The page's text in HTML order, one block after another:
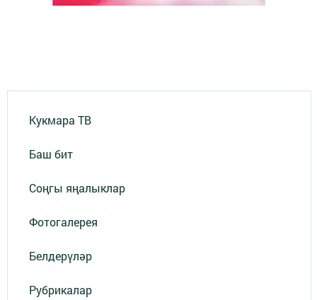
Кукмара ТВ
Баш бит
Соңгы яңалыклар
Фотогалерея
Белдерүләр
Рубрикалар